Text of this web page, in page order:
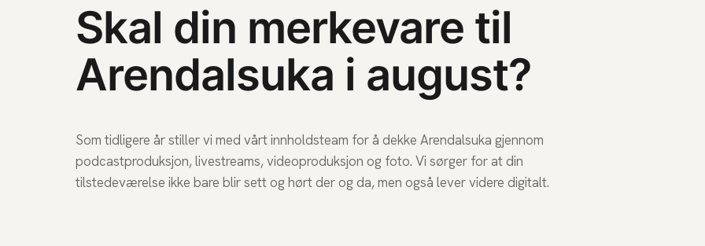
Skal din merkevare til
Arendalsuka i august?
Som tidligere år stiller vi med vårt innholdsteam for å dekke Arendalsuka gjennom
podcastproduksjon, livestreams, videoproduksjon og foto. Vi sørger for at din
tilstedeværelse ikke bare blir sett og hørt der og da, men også lever videre digitalt.